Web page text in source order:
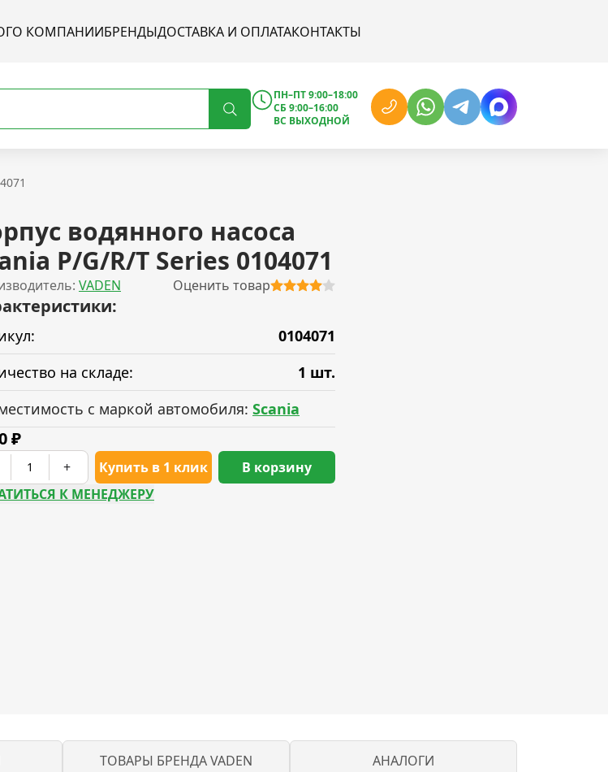
О КОМПАНИИБРЕНДЫДОСТАВКА И ОПЛАТАКОНТАКТЫ
ПН–ПТ 9:00–18:00
СБ 9:00–16:00
ВС ВЫХОДНОЙ
вoдяннoго насоса
P/G/R/T Series 0104071
VADEN Оценить товар
0104071
на складе:
1 шт.
с маркой автомобиля: Scania
₽
+ Купить в 1 клик
В корзину
К МЕНЕДЖЕРУ
ТОВАРЫ БРЕНДА VADEN АНАЛОГИ